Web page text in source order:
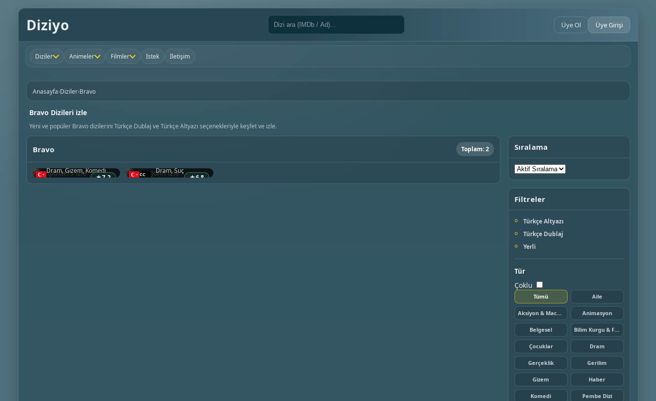
Diziyo Üye Ol Üye Girişi
Diziler Animeler Filmler İstek İletişim
Anasayfa›Diziler›Bravo
Bravo Dizileri izle
Yeni ve popüler Bravo dizilerini Türkçe Dublaj ve Türkçe Altyazı seçenekleriyle keşfet ve izle.
Bravo Toplam: 2
★7.2
2017 • ABD
Dram, Gizem, Komedi
★6.8
2018 • ABD
Dram, Suç
Sıralama
Filtreler
Türkçe Altyazı
Türkçe Dublaj
Yerli
Tür
Çoklu
Tümü Aile
Aksiyon & Macera Animasyon
Belgesel Bilim Kurgu & Fantazi
Çocuklar Dram
Gerçeklik Gerilim
Gizem Haber
Komedi Pembe Dizi